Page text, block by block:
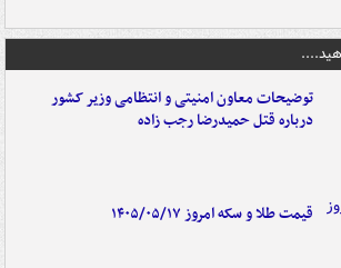
توضیحات معاون امنیتی و انتظامی وزیر کشور
درباره قتل حمیدرضا رجب زاده
قیمت طلا و سکه امروز ۱۴۰۵/۰۵/۱۷